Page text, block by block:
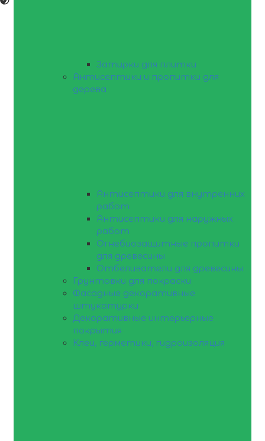
Затирки для плитки
Антисептики и пропитки для
дерева
Антисептики для внутренних
работ
Антисептики для наружных
работ
Огнебиозащитные пропитки
для древесины
Отбеливатели для древесины
Грунтовки для покраски
Фасадные декоративные
штукатурки
Декоративные интерьерные
покрытия
Клеи, герметики, гидроизоляция